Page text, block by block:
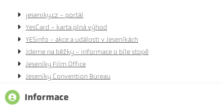
jeseniky.cz - portál
YesCard - karta plná výhod
YESinfo - akce a události v Jeseníkách
Jdeme na běžky - informace o bíle stopě
Jeseníky Film Office
Jeseníky Convention Bureau
Informace